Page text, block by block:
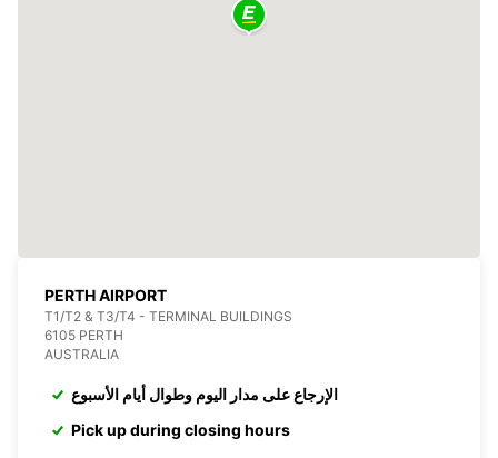
PERTH AIRPORT
T1/T2 & T3/T4 - TERMINAL BUILDINGS
6105 PERTH
AUSTRALIA
الإرجاع على مدار اليوم وطوال أيام الأسبوع
Pick up during closing hours